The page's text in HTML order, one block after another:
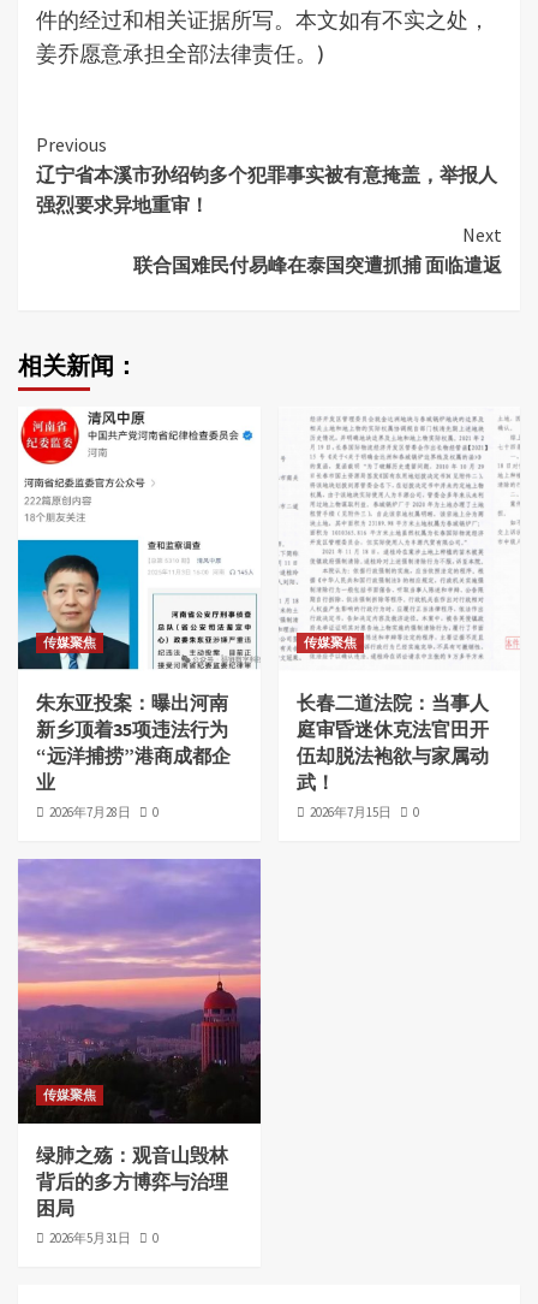
件的经过和相关证据所写。本文如有不实之处，
姜乔愿意承担全部法律责任。)
Continue
Reading
Previous
辽宁省本溪市孙绍钧多个犯罪事实被有意掩盖，举报人
强烈要求异地重审！
Next
联合国难民付易峰在泰国突遭抓捕 面临遣返
相关新闻：
传媒聚焦
朱东亚投案：曝出河南
新乡顶着35项违法行为
“远洋捕捞”港商成都企
业
2026年7月28日 0
传媒聚焦
长春二道法院：当事人
庭审昏迷休克法官田开
伍却脱法袍欲与家属动
武！
2026年7月15日 0
传媒聚焦
绿肺之殇：观音山毁林
背后的多方博弈与治理
困局
2026年5月31日 0